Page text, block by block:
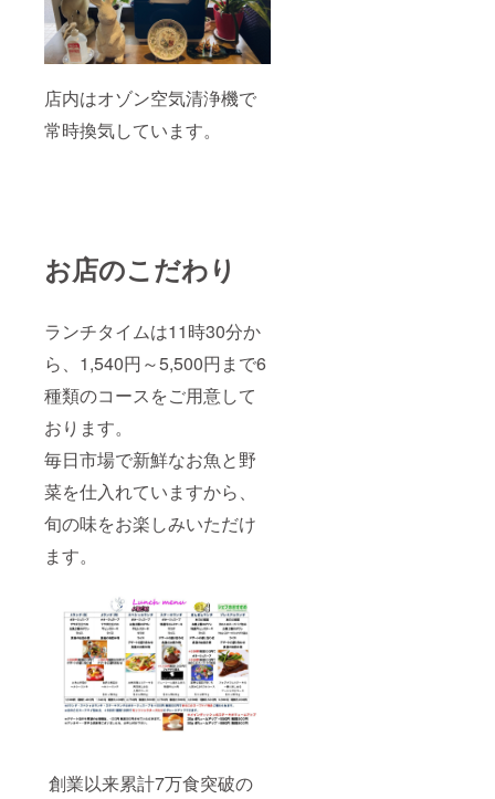
店内はオゾン空気清浄機で
常時換気しています。
お店のこだわり
ランチタイムは11時30分か
ら、1,540円～5,500円まで6
種類のコースをご用意して
おります。
毎日市場で新鮮なお魚と野
菜を仕入れていますから、
旬の味をお楽しみいただけ
ます。
創業以来累計7万食突破の